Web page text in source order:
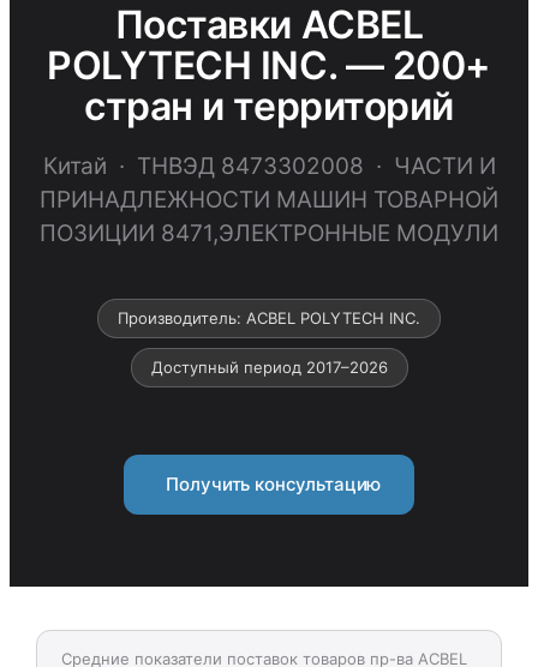
Поставки ACBEL
POLYTECH INC. — 200+
стран и территорий
Китай · ТНВЭД 8473302008 · ЧАСТИ И
ПРИНАДЛЕЖНОСТИ МАШИН ТОВАРНОЙ
ПОЗИЦИИ 8471,ЭЛЕКТРОННЫЕ МОДУЛИ
Производитель: ACBEL POLYTECH INC.
Доступный период 2017–2026
Получить консультацию
Средние показатели поставок товаров пр-ва ACBEL